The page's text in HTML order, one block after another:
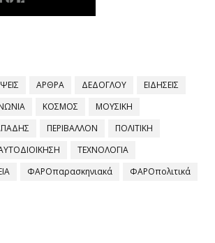
ΑΡΘΡΑ ΔΕΔΟΓΛΟΥ
ΕΙΔΗΣΕΙΣ
ΚΟΣΜΟΣ
ΜΟΥΣΙΚΗ
ΠΕΡΙΒΑΛΛΟΝ
ΠΟΛΙΤΙΚΗ
ΤΕΧΝΟΛΟΓΙΑ
ΦΑΡΟπαρασκηνιακά ΦΑΡΟπολιτικά